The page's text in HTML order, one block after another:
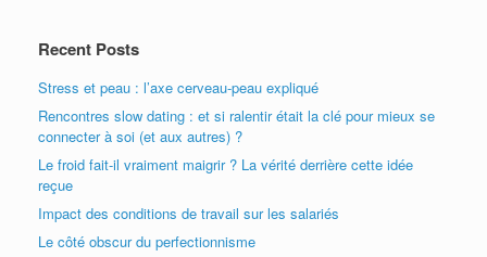
Recent Posts
Stress et peau : l’axe cerveau-peau expliqué
Rencontres slow dating : et si ralentir était la clé pour mieux se
connecter à soi (et aux autres) ?
Le froid fait-il vraiment maigrir ? La vérité derrière cette idée
reçue
Impact des conditions de travail sur les salariés
Le côté obscur du perfectionnisme